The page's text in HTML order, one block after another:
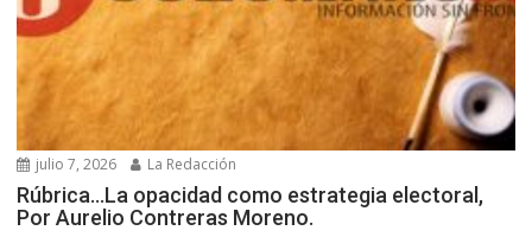
julio 7, 2026 La Redacción
Rúbrica…La opacidad como estrategia electoral,
Por Aurelio Contreras Moreno.